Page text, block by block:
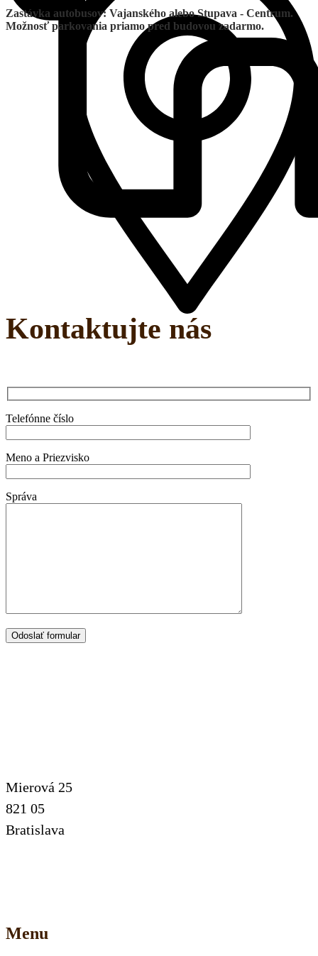
Zastávka autobusov: Vajanského alebo Stupava - Centrum.
Možnosť parkovania priamo pred budovou zadarmo.
Kontaktujte nás
Telefónne číslo
Meno a Priezvisko
Správa
Mierová 25
821 05
Bratislava
Menu